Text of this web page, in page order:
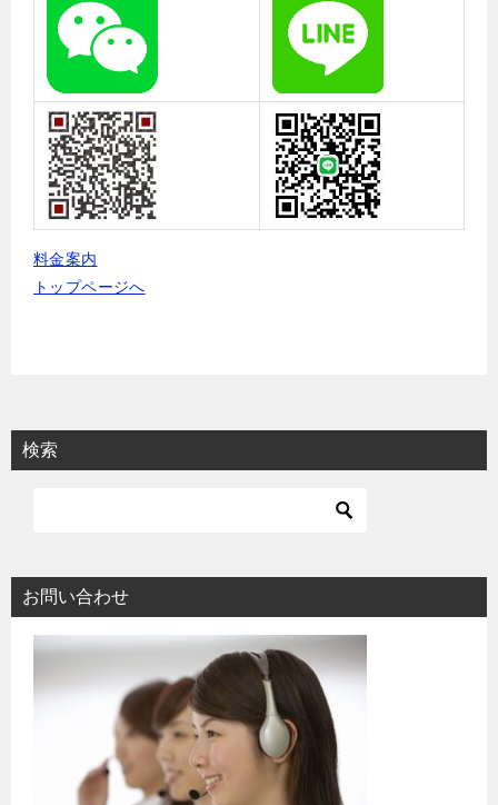
料金案内
トップページへ
検索
お問い合わせ